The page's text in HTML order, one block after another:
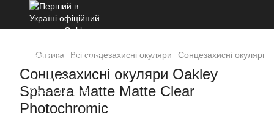
Оптика Всі сонцезахисні окуляри Сонцезахисні
Сонцезахисні окуляри Oakley
Sphaera Matte Matte Clear
Photochromic